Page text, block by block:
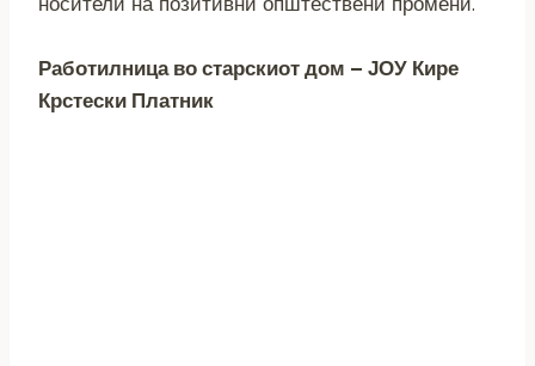
Работилница во старскиот дом – ЈОУ Кире
Крстески Платник